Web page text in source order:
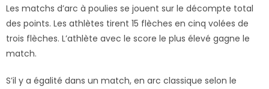
Les matchs d’arc à poulies se jouent sur le décompte total
des points. Les athlètes tirent 15 flèches en cinq volées de
trois flèches. L’athlète avec le score le plus élevé gagne le
match.
S’il y a égalité dans un match, en arc classique selon le